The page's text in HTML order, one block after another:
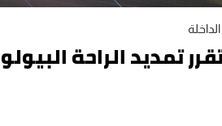
الداخلة
تمديد الراحة